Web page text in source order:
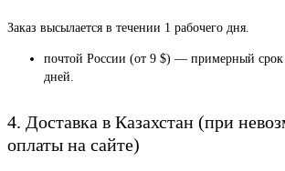
Заказ высылается в течении 1 рабочего дня.
почтой России (от 9 $) — примерный срок
дней.
4. Доставка в Казахстан (при
оплаты на сайте)